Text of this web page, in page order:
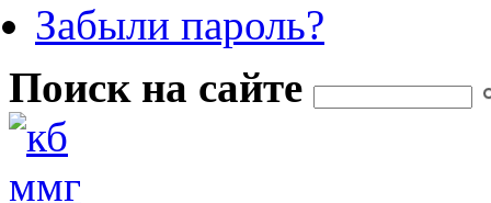
Забыли пароль?
Форма поиска
Поиск на сайте